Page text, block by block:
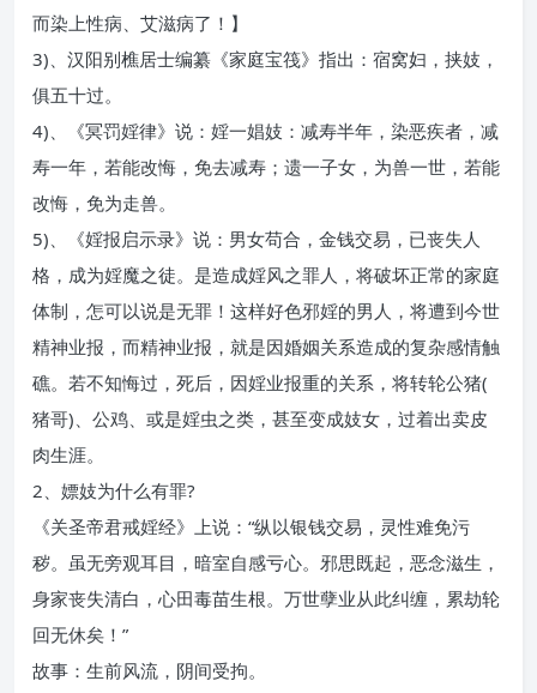
而染上性病、艾滋病了！】
3)、汉阳别樵居士编纂《家庭宝筏》指出：宿窝妇，挟妓，
俱五十过。
4)、《冥罚婬律》说：婬一娼妓：减寿半年，染恶疾者，减
寿一年，若能改悔，免去减寿；遗一子女，为兽一世，若能
改悔，免为走兽。
5)、《婬报启示录》说：男女苟合，金钱交易，已丧失人
格，成为婬魔之徒。是造成婬风之罪人，将破坏正常的家庭
体制，怎可以说是无罪！这样好色邪婬的男人，将遭到今世
精神业报，而精神业报，就是因婚姻关系造成的复杂感情触
礁。若不知悔过，死后，因婬业报重的关系，将转轮公猪(
猪哥)、公鸡、或是婬虫之类，甚至变成妓女，过着出卖皮
肉生涯。
2、嫖妓为什么有罪?
《关圣帝君戒婬经》上说：“纵以银钱交易，灵性难免污
秽。虽无旁观耳目，暗室自感亏心。邪思既起，恶念滋生，
身家丧失清白，心田毒苗生根。万世孽业从此纠缠，累劫轮
回无休矣！”
故事：生前风流，阴间受拘。